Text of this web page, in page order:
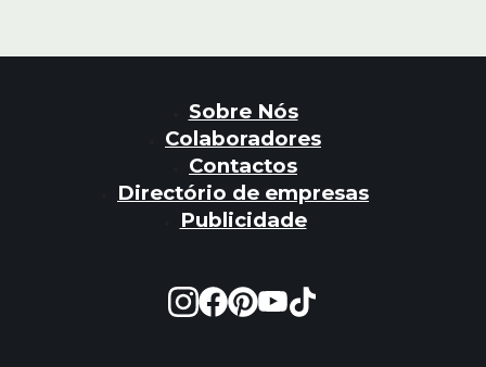
Sobre Nós
Colaboradores
Contactos
Directório de empresas
Publicidade